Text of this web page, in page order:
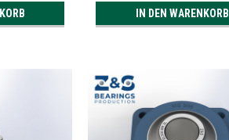
IN DEN WARENKORB